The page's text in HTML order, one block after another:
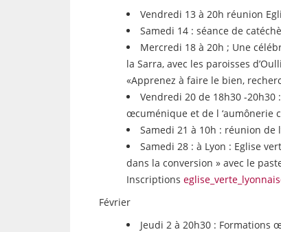
Vendredi 13 à 20h réunion
Samedi 14 : séance de
Mercredi 18 à 20h ; Une
la Sarra, avec les paroisses
«Apprenez à faire le bien,
Vendredi 20 de 18h30 -
œcuménique et de l ‘aumônerie
Samedi 21 à 10h : réunion de
Samedi 28 : à Lyon : Eglise
dans la conversion » avec le
Inscriptions
Février
Jeudi 2 à 20h30 : Formations